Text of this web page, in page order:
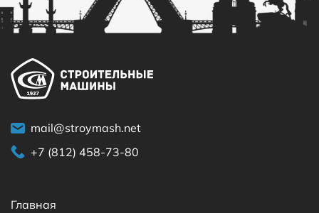
mail@stroymash.net
+7 (812) 458-73-80
Главная